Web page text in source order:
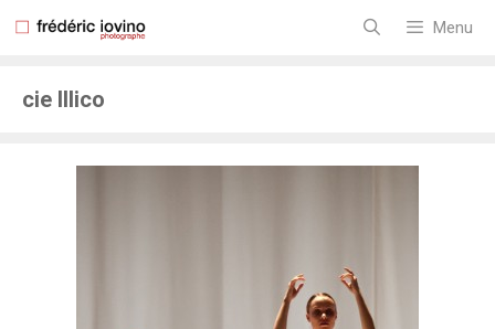
Menu
cie Illico